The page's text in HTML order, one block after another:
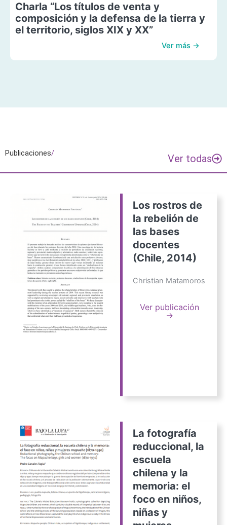
Charla “Los títulos de venta y
composición y la defensa de la tierra y
el territorio, siglos XIX y XX”
Ver más →
Publicaciones/ Ver todas
Los rostros de
la rebelión de
las bases
docentes
(Chile, 2014)
Christian Matamoros
Ver publicación
→
La fotografía
reduccional, la
escuela
chilena y la
memoria: el
foco en niños,
niñas y